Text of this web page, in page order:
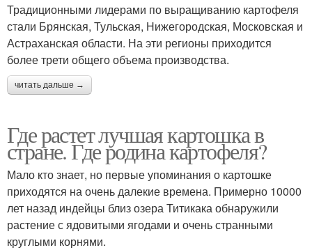
Традиционными лидерами по выращиванию картофеля
стали Брянская, Тульская, Нижегородская, Московская и
Астраханская области. На эти регионы приходится
более трети общего объема производства.
читать дальше →
Где растет лучшая картошка в
стране. Где родина картофеля?
Мало кто знает, но первые упоминания о картошке
приходятся на очень далекие времена. Примерно 10000
лет назад индейцы близ озера Титикака обнаружили
растение с ядовитыми ягодами и очень странными
круглыми корнями.